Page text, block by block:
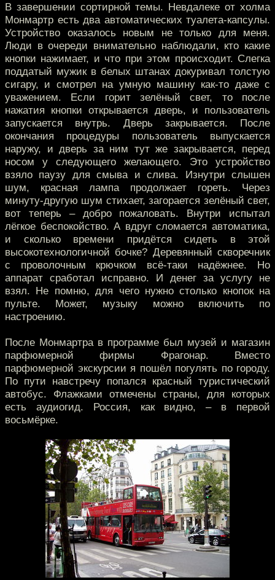
В завершении сортирной темы. Невдалеке от холма
Монмартр есть два автоматических туалета-капсулы.
Устройство оказалось новым не только для меня.
Люди в очереди внимательно наблюдали, кто какие
кнопки нажимает, и что при этом происходит. Слегка
поддатый мужик в белых штанах докуривал толстую
сигару, и смотрел на умную машину как-то даже с
уважением. Если горит зелёный свет, то после
нажатия кнопки открывается дверь, и пользователь
запускается внутрь. Дверь закрывается. После
окончания процедуры пользователь выпускается
наружу, и дверь за ним тут же закрывается, перед
носом у следующего желающего. Это устройство
взяло паузу для смыва и слива. Изнутри слышен
шум, красная лампа продолжает гореть. Через
минуту-другую шум стихает, загорается зелёный свет,
вот теперь – добро пожаловать. Внутри испытал
лёгкое беспокойство. А вдруг сломается автоматика,
и сколько времени придётся сидеть в этой
высокотехнологичной бочке? Деревянный скворечник
с проволочным крючком всё-таки надёжнее. Но
аппарат сработал исправно. И денег за услугу не
взял. Не помню, для чего нужно столько кнопок на
пульте. Может, музыку можно включить по
настроению.
После Монмартра в программе был музей и магазин
парфюмерной фирмы Фрагонар. Вместо
парфюмерной экскурсии я пошёл погулять по городу.
По пути навстречу попался красный туристический
автобус. Флажками отмечены страны, для которых
есть аудиогид. Россия, как видно, – в первой
восьмёрке.